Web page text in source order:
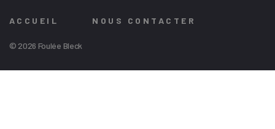
ACCUEIL NOUS CONTACTER
© 2026 Foulée Bleck